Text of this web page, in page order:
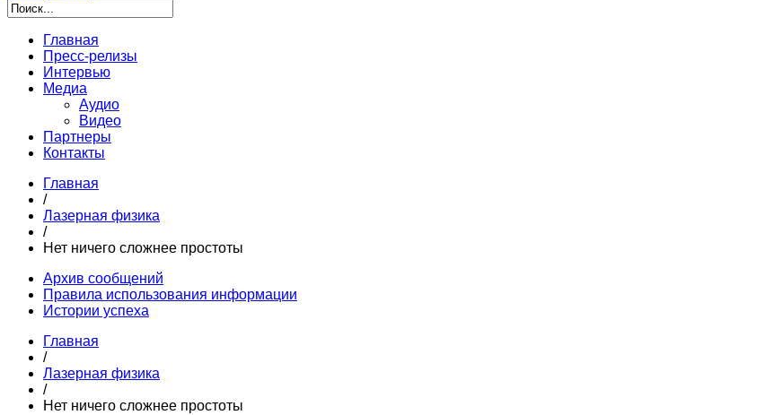
Главная
Пресс-релизы
Интервью
Медиа
Аудио
Видео
Партнеры
Контакты
Главная
/
Лазерная физика
/
Нет ничего сложнее простоты
Архив сообщений
Правила использования информации
Истории успеха
Главная
/
Лазерная физика
/
Нет ничего сложнее простоты